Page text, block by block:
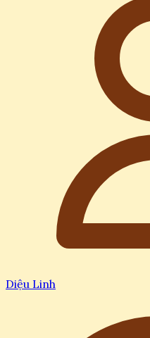
Diệu Linh